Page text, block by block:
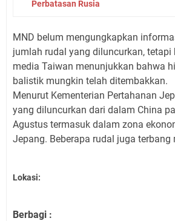
Perbatasan Rusia
MND belum mengungkapkan
jumlah rudal yang diluncurkan, tetapi
media Taiwan menunjukkan bahwa
balistik mungkin telah ditembakkan.
Menurut Kementerian Pertahanan
yang diluncurkan dari dalam China
Agustus termasuk dalam zona
Jepang. Beberapa rudal juga terbang
Lokasi:
Berbagi :